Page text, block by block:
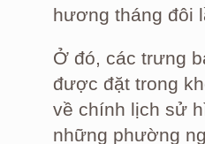
hương tháng đôi
Ở đó, các trưng
được đặt trong
về chính lịch sử
những phường